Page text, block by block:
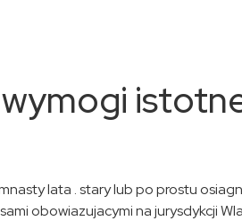
lata . stary lub po prostu
obowiazujacymi na jurysdykcji